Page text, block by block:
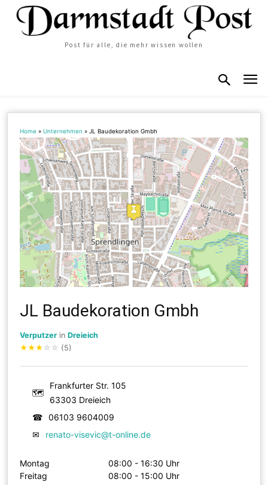
Post für alle, die mehr wissen wollen
Home »Unternehmen »JL Baudekoration Gmbh
JL Baudekoration Gmbh
Verputzer inDreieich
★★★ ☆ ☆ (5)
🗺
Frankfurter Str. 105
63303 Dreieich
☎
06103 9604009
✉
renato-visevic@t-online.de
Montag
08:00 - 16:30 Uhr
Freitag
08:00 - 15:00 Uhr